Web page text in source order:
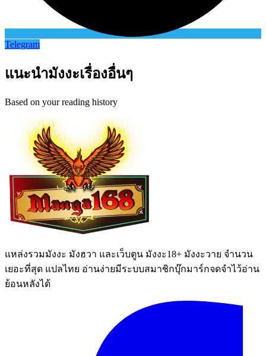
Telegram
แนะนำมังงะเรื่องอื่นๆ
Based on your reading history
แหล่งรวมมังงะ มังฮวา และเว็บตูน มังงะ18+ มังงะวาย จำนวน
เยอะที่สุด แปลไทย อ่านง่ายมีระบบสมาชิกบุ๊กมาร์กจดจำไว้อ่าน
ย้อนหลังได้